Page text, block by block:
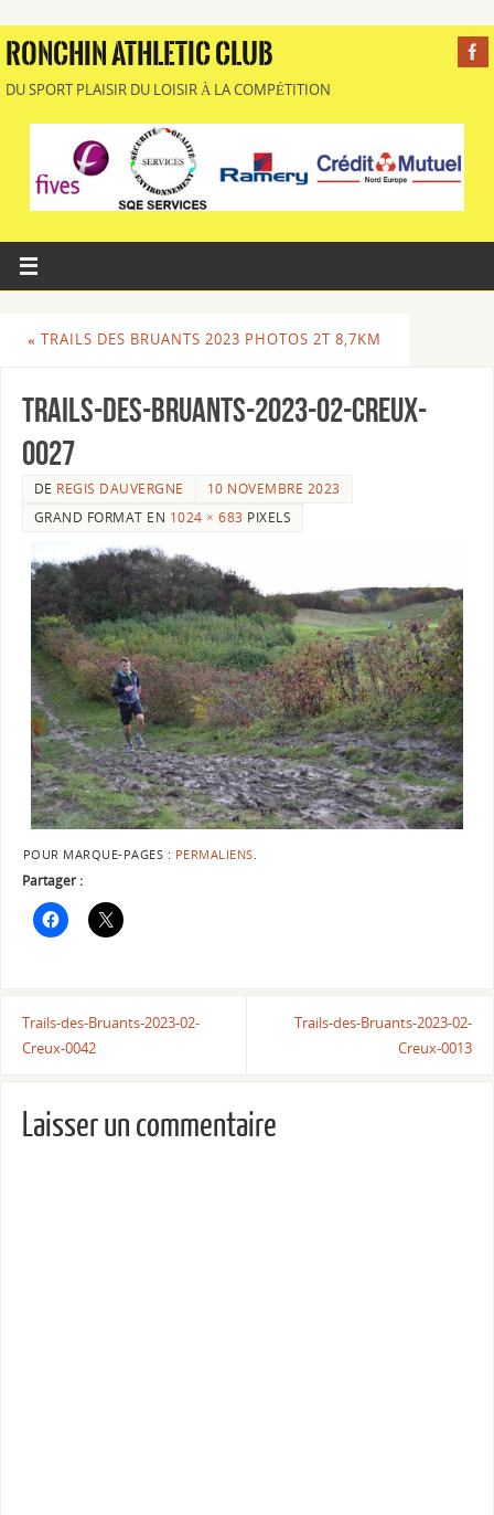
RONCHIN ATHLETIC CLUB
DU SPORT PLAISIR DU LOISIR À LA COMPÉTITION
« TRAILS DES BRUANTS 2023 PHOTOS 2T 8,7KM
Trails-des-Bruants-2023-02-Creux-
0027
DE REGIS DAUVERGNE
10 NOVEMBRE 2023
GRAND FORMAT EN 1024 × 683 PIXELS
POUR MARQUE-PAGES : PERMALIENS.
Partager :
Trails-des-Bruants-2023-02-
Creux-0042
Trails-des-Bruants-2023-02-
Creux-0013
Laisser un commentaire